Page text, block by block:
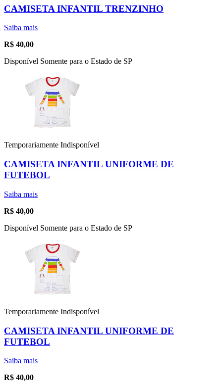
CAMISETA INFANTIL TRENZINHO
Saiba mais
R$ 40,00
Disponível Somente para o Estado de SP
Temporariamente Indisponível
CAMISETA INFANTIL UNIFORME DE
FUTEBOL
Saiba mais
R$ 40,00
Disponível Somente para o Estado de SP
Temporariamente Indisponível
CAMISETA INFANTIL UNIFORME DE
FUTEBOL
Saiba mais
R$ 40,00